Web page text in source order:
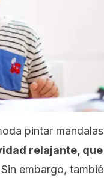
pintar
relajante,
Sin embargo,